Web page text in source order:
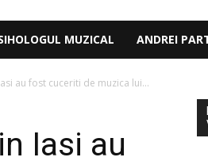
MUZICAL ANDREI
au fost cuceriti de muzica lui...
Iasi au